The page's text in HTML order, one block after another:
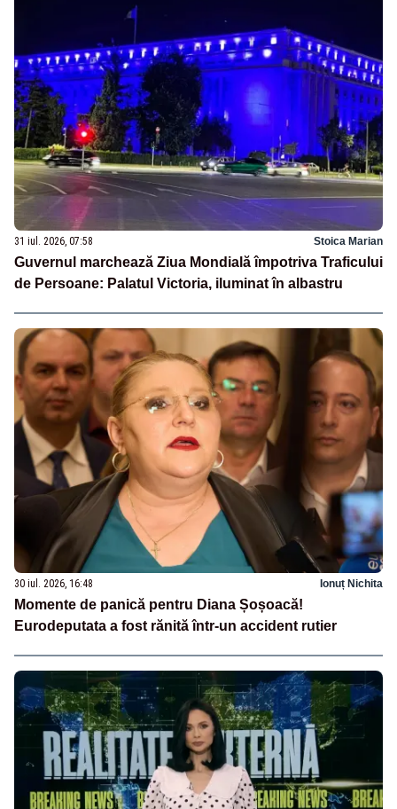
31 iul. 2026, 07:58 Stoica Marian
Guvernul marchează Ziua Mondială împotriva Traficului
de Persoane: Palatul Victoria, iluminat în albastru
30 iul. 2026, 16:48 Ionuț Nichita
Momente de panică pentru Diana Șoșoacă!
Eurodeputata a fost rănită într-un accident rutier